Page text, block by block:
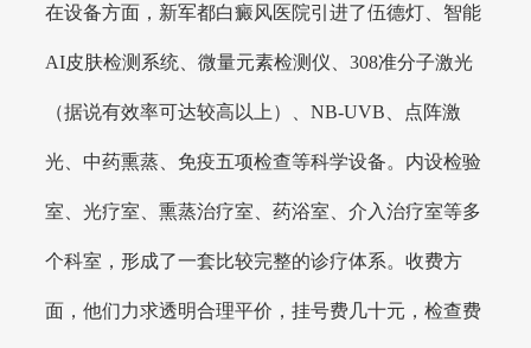
在设备方面，新军都白癜风医院引进了伍德灯、智能
AI皮肤检测系统、微量元素检测仪、308准分子激光
（据说有效率可达较高以上）、NB-UVB、点阵激
光、中药熏蒸、免疫五项检查等科学设备。内设检验
室、光疗室、熏蒸治疗室、药浴室、介入治疗室等多
个科室，形成了一套比较完整的诊疗体系。收费方
面，他们力求透明合理平价，挂号费几十元，检查费